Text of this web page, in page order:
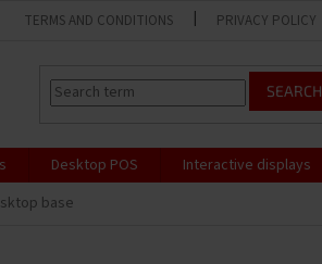
TERMS AND CONDITIONS PRIVACY POLICY
SEARCH
Desktop POS Interactive displays
base